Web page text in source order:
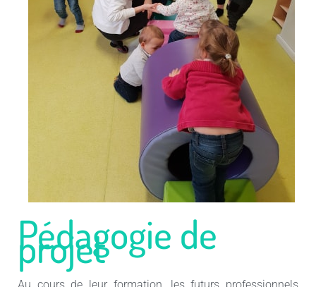
Pédagogie de
projet
Au cours de leur formation, les futurs professionnels